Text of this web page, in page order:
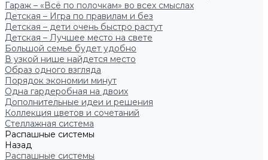
Гараж – «Всё по полочкам» во всех смыслах
Детская – Игра по правилам и без
Детская – дети очень быстро растут
Детская – Лучшее место на свете
Большой семье будет удобно
В узкой нише найдется место
Образ одного взгляда
Порядок экономии минут
Одна гардеробная на двоих
Дополнительные идеи и решения
Коллекция цветов и сочетаний
Стеллажная система
Распашные системы
Назад
Распашные системы